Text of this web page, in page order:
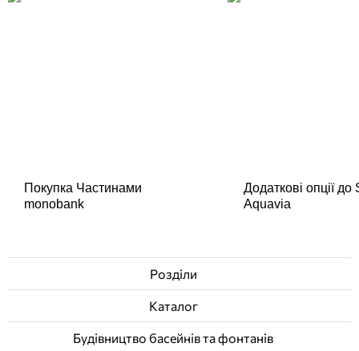
Покупка Частинами
monobank
Додаткові опції
Aquavia
Розділи
Каталог
Будівництво басейнів та фонтанів